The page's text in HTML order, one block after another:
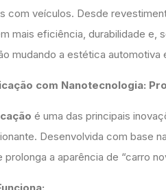
com veículos. Desde
mais eficiência, durabilidade e,
mudando a estética
com Nanotecnologia:
é uma das principais
Desenvolvida com base
prolonga a aparência de “carro